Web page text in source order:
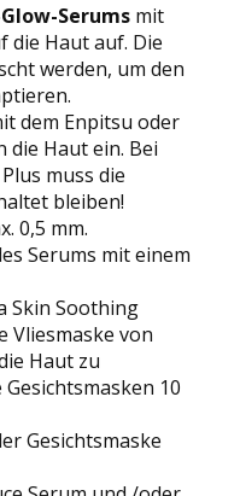
Glow-Serums mit
die Haut auf. Die
werden, um den
dem Enpitsu oder
die Haut ein. Bei
muss die
bleiben!
0,5 mm.
Serums mit einem
Skin Soothing
Vliesmaske von
Haut zu
10
Gesichtsmaske